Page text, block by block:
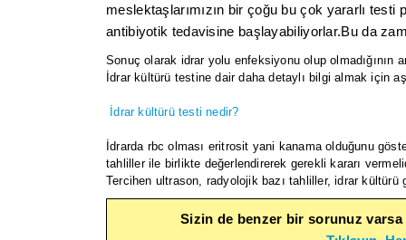
meslektaşlarımızın bir çoğu bu çok yararlı
antibiyotik tedavisine başlayabiliyorlar.Bu da
Sonuç olarak idrar yolu enfeksiyonu olup olmadığının
İdrar kültürü testine dair daha detaylı bilgi almak için
İdrar kültürü testi nedir?
İdrarda rbc olması eritrosit yani kanama olduğunu
tahliller ile birlikte değerlendirerek gerekli kararı
Tercihen ultrason, radyolojik bazı tahliller, idrar
Sizin de benzer bir sorunuz